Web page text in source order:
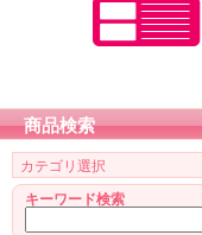
商品検索
キーワード検索